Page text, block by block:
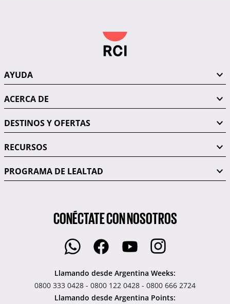
AYUDA
ACERCA DE
DESTINOS Y OFERTAS
RECURSOS
PROGRAMA DE LEALTAD
CONÉCTATE CON NOSOTROS
Llamando desde Argentina Weeks:
0800 333 0428 - 0800 122 0428 - 0800 666 2724
Llamando desde Argentina Points: